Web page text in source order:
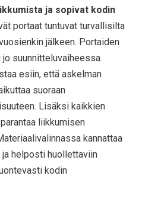
ja sopivat kodin
portaat tuntuvat turvallisilta
jälkeen. Portaiden
suunnitteluvaiheessa.
esiin, että askelman
suoraan
Lisäksi kaikkien
liikkumisen
kannattaa
helposti huollettaviin
kodin